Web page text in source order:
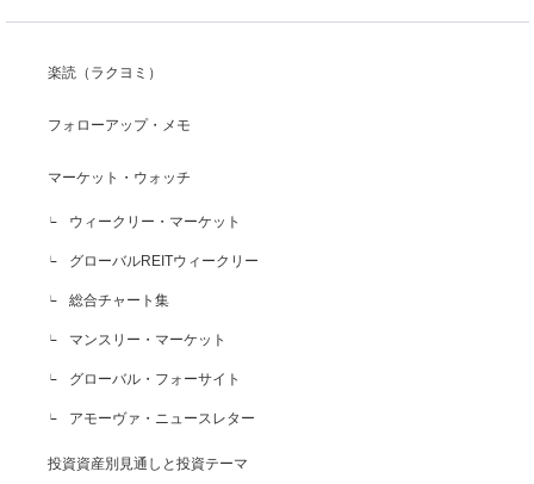
楽読（ラクヨミ）
フォローアップ・メモ
マーケット・ウォッチ
ウィークリー・マーケット
グローバルREITウィークリー
総合チャート集
マンスリー・マーケット
グローバル・フォーサイト
アモーヴァ・ニュースレター
投資資産別見通しと投資テーマ